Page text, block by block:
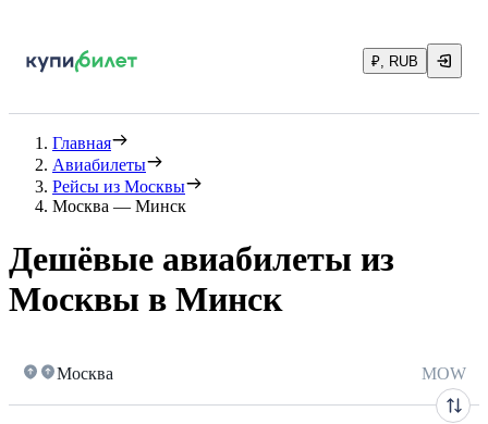
₽, RUB
Главная
Авиабилеты
Рейсы из Москвы
Москва — Минск
Дешёвые авиабилеты из
Москвы в Минск
Москва MOW